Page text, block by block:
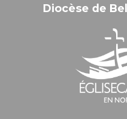
Diocèse de